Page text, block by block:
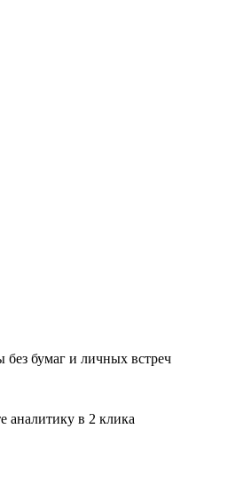
бумаг и личных встреч
аналитику в 2 клика